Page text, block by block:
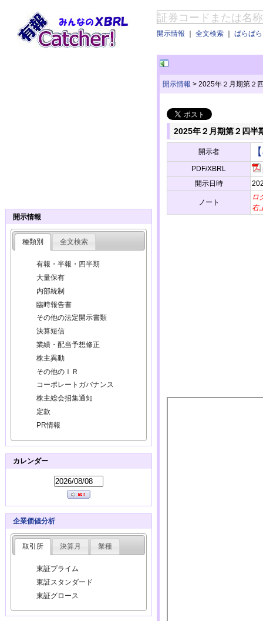
開示情報 ｜ 全文検索 ｜ ぱらぱ
開示情報 > 2025年２月期第２
2025年２月期第２四半
開示者
PDF/XBRL
開示日時
ノート
ロ
右
開示情報
種類別 全文検索
有報・半報・四半期
大量保有
内部統制
臨時報告書
その他の法定開示書類
決算短信
業績・配当予想修正
株主異動
その他のＩＲ
コーポレートガバナンス
株主総会招集通知
定款
PR情報
カレンダー
企業価値分析
取引所 決算月 業種
東証プライム
東証スタンダード
東証グロース